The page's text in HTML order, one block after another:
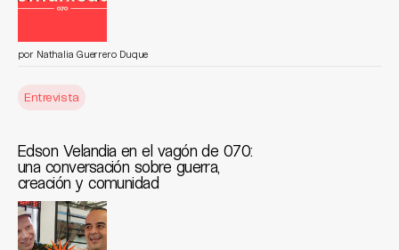
por Nathalia Guerrero Duque
Entrevista
Edson Velandia en el vagón de 070:
una conversación sobre guerra,
creación y comunidad